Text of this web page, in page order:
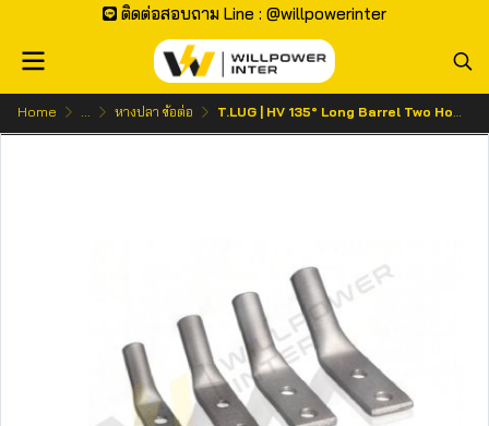
ติดต่อสอบถาม Line : @willpowerinter
Home ... หางปลา ข้อต่อ T.LUG | HV 135° Long Barrel Two Holes หางปลาแรงสูงรูคู่ มุม 135°